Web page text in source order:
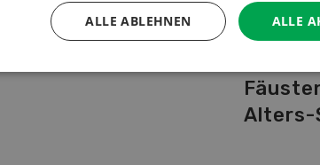
Alters-
ALLE
ALLE ABLEHNEN